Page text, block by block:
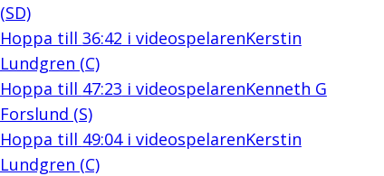
(SD)
Hoppa till 36:42 i videospelarenKerstin
Lundgren (C)
Hoppa till 47:23 i videospelarenKenneth G
Forslund (S)
Hoppa till 49:04i videospelarenKerstin
Lundgren (C)